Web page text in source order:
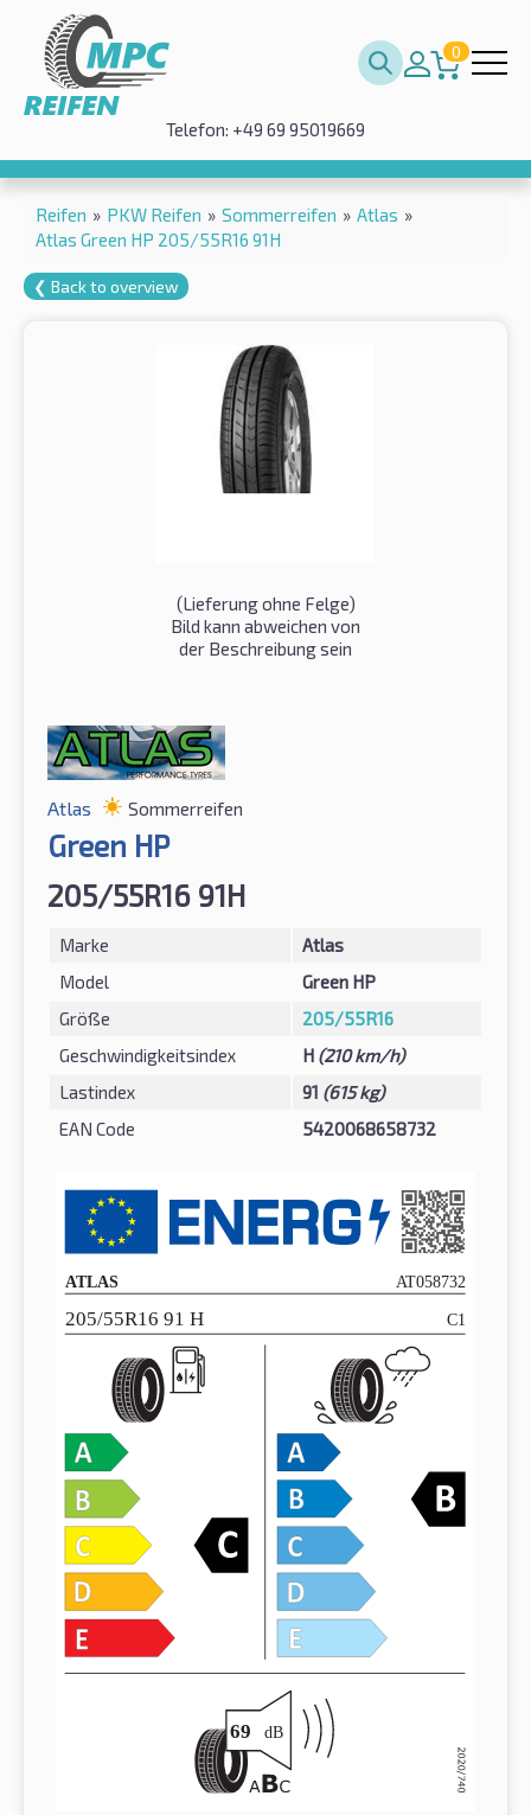
0
Telefon: +49 69 95019669
Reifen » PKW Reifen » Sommerreifen » Atlas »
Atlas Green HP 205/55R16 91H
❮ Back to overview
(Lieferung ohne Felge)
Bild kann abweichen von
der Beschreibung sein
Atlas Sommerreifen
Green HP
205/55R16 91H
Marke
Atlas
Model
Green HP
Größe
205/55R16
Geschwindigkeitsindex
H (210 km/h)
Lastindex
91 (615 kg)
EAN Code
5420068658732